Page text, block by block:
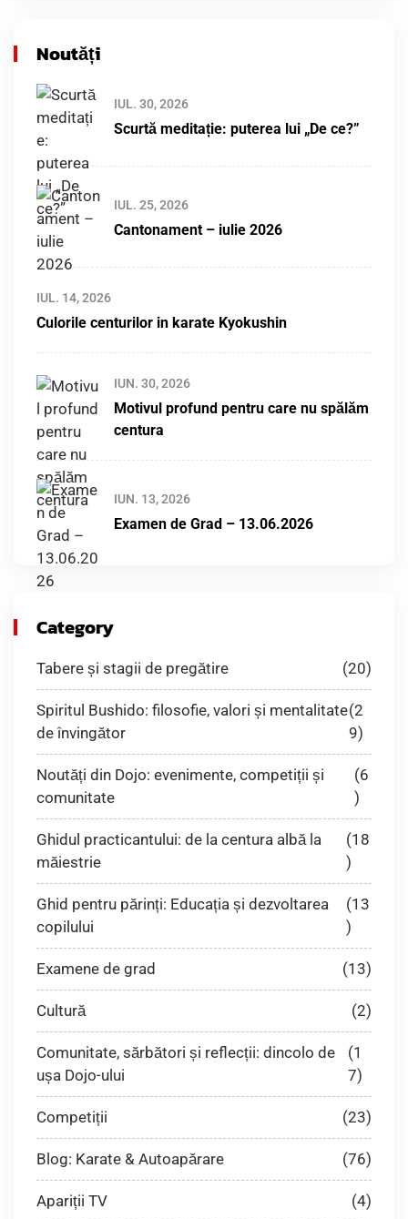
Noutăți
IUL. 30, 2026
Scurtă meditație: puterea lui „De ce?”
IUL. 25, 2026
Cantonament – iulie 2026
IUL. 14, 2026
Culorile centurilor in karate Kyokushin
IUN. 30, 2026
Motivul profund pentru care nu spălăm
centura
IUN. 13, 2026
Examen de Grad – 13.06.2026
Category
Tabere și stagii de pregătire (20)
Spiritul Bushido: filosofie, valori și mentalitate
de învingător
(2
9)
Noutăți din Dojo: evenimente, competiții și
comunitate
(6
)
Ghidul practicantului: de la centura albă la
măiestrie
(18
)
Ghid pentru părinți: Educația și dezvoltarea
copilului
(13
)
Examene de grad (13)
Cultură (2)
Comunitate, sărbători și reflecții: dincolo de
ușa Dojo-ului
(1
7)
Competiții (23)
Blog: Karate & Autoapărare (76)
Apariții TV (4)